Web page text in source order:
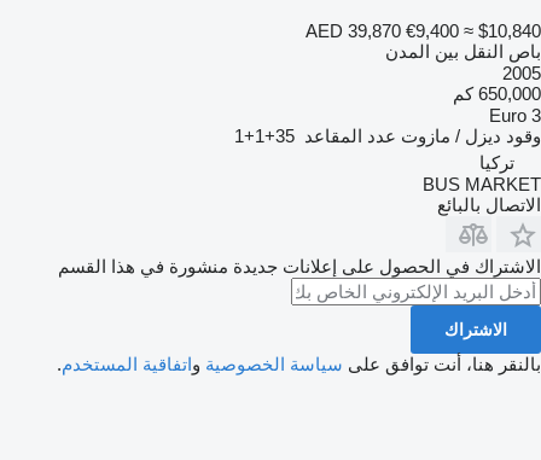
AED 39,870 €9,400 ≈ $10,840
باص النقل بين المدن
2005
650,000 كم
Euro 3
وقود ديزل / مازوت عدد المقاعد 35+1+1
تركيا
BUS MARKET
الاتصال بالبائع
الاشتراك في الحصول على إعلانات جديدة منشورة في هذا القسم
الاشتراك
بالنقر هنا، أنت توافق على سياسة الخصوصية واتفاقية المستخدم.